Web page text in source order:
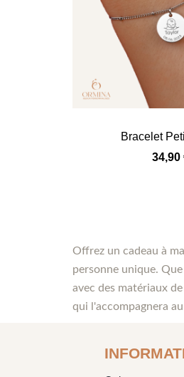
Bracelet
34,90
Offrez un cadeau à
personne unique.
avec des matériaux
qui l'accompagnera